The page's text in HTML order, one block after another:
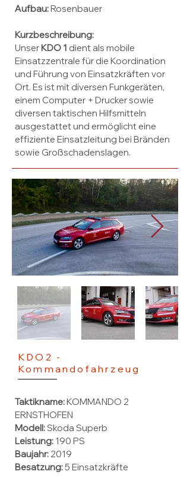
Aufbau:Rosenbauer
Kurzbeschreibung:
UnserKDO 1 dient als mobile
Einsatzzentrale für die Koordination
und Führung von Einsatzkräften vor
Ort. Es ist mit diversen Funkgeräten,
einem Computer + Drucker sowie
diversen taktischen Hilfsmitteln
ausgestattet und ermöglicht eine
effiziente Einsatzleitung bei Bränden
sowie Großschadenslagen.
KDO2 -
Kommandofahrzeug
Taktikname:KOMMANDO 2
ERNSTHOFEN
Modell:Skoda Superb
Leistung: 190 PS
Baujahr: 2019
Besatzung:5 Einsatzkräfte